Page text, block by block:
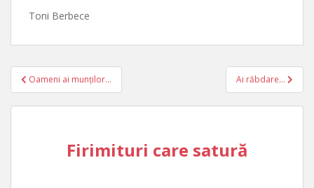
Toni Berbece
Post
navigation
Oameni ai munților… Ai răbdare…
Firimituri care satură